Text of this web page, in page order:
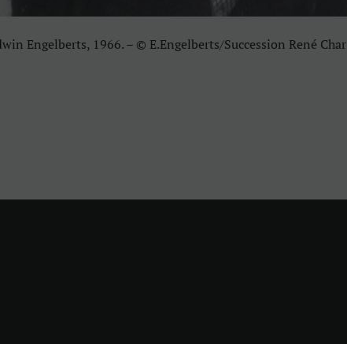
Engelberts, 1966. – © E.Engelberts/Succession René Char